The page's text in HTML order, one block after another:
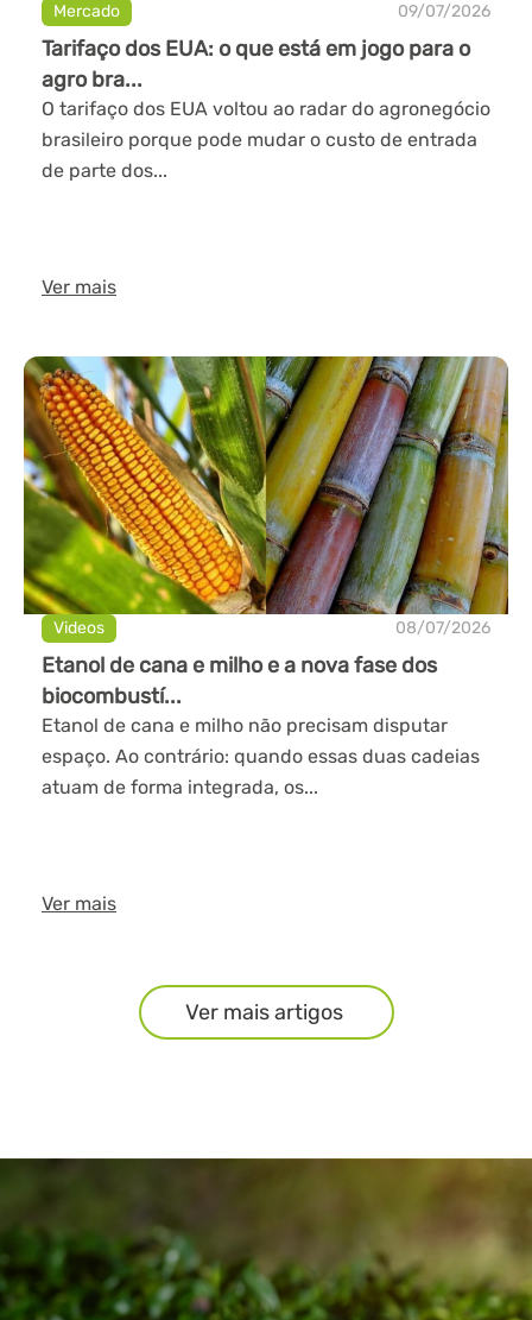
Mercado 09/07/2026
Tarifaço dos EUA: o que está em jogo para o
agro bra...
O tarifaço dos EUA voltou ao radar do agronegócio
brasileiro porque pode mudar o custo de entrada
de parte dos...
Ver mais
Videos 08/07/2026
Etanol de cana e milho e a nova fase dos
biocombustí...
Etanol de cana e milho não precisam disputar
espaço. Ao contrário: quando essas duas cadeias
atuam de forma integrada, os...
Ver mais
Ver mais artigos